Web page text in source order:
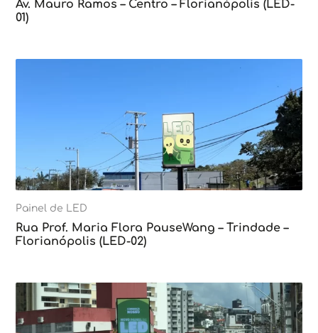
Av. Mauro Ramos – Centro – Florianópolis (LED-
01)
Painel de LED
Rua Prof. Maria Flora PauseWang – Trindade –
Florianópolis (LED-02)